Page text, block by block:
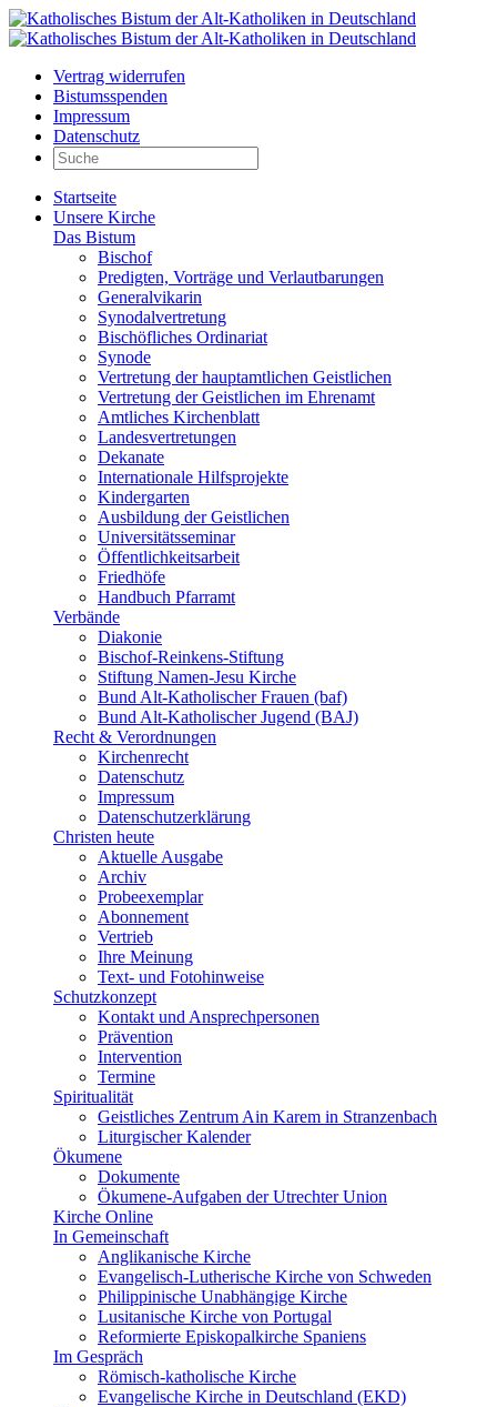
Vertrag widerrufen
Bistumsspenden
Impressum
Datenschutz
Startseite
Unsere Kirche
Das Bistum
Bischof
Predigten, Vorträge und Verlautbarungen
Generalvikarin
Synodalvertretung
Bischöfliches Ordinariat
Synode
Vertretung der hauptamtlichen Geistlichen
Vertretung der Geistlichen im Ehrenamt
Amtliches Kirchenblatt
Landesvertretungen
Dekanate
Internationale Hilfsprojekte
Kindergarten
Ausbildung der Geistlichen
Universitätsseminar
Öffentlichkeitsarbeit
Friedhöfe
Handbuch Pfarramt
Verbände
Diakonie
Bischof-Reinkens-Stiftung
Stiftung Namen-Jesu Kirche
Bund Alt-Katholischer Frauen (baf)
Bund Alt-Katholischer Jugend (BAJ)
Recht & Verordnungen
Kirchenrecht
Datenschutz
Impressum
Datenschutzerklärung
Christen heute
Aktuelle Ausgabe
Archiv
Probeexemplar
Abonnement
Vertrieb
Ihre Meinung
Text- und Fotohinweise
Schutzkonzept
Kontakt und Ansprechpersonen
Prävention
Intervention
Termine
Spiritualität
Geistliches Zentrum Ain Karem in Stranzenbach
Liturgischer Kalender
Ökumene
Dokumente
Ökumene-Aufgaben der Utrechter Union
Kirche Online
In Gemeinschaft
Anglikanische Kirche
Evangelisch-Lutherische Kirche von Schweden
Philippinische Unabhängige Kirche
Lusitanische Kirche von Portugal
Reformierte Episkopalkirche Spaniens
Im Gespräch
Römisch-katholische Kirche
Evangelische Kirche in Deutschland (EKD)